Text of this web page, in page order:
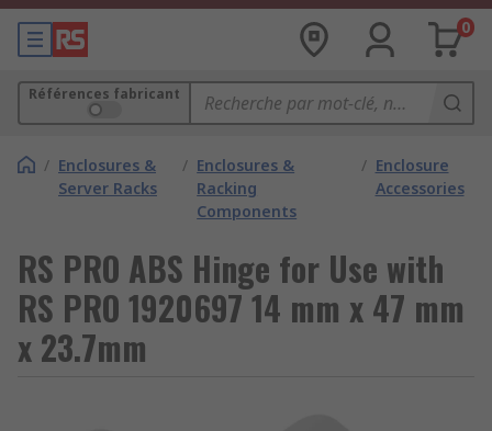
0
Références fabricant
/ Enclosures &
Server Racks
/ Enclosures &
Racking
Components
/ Enclosure
Accessories
RS PRO ABS Hinge for Use with
RS PRO 1920697 14 mm x 47 mm
x 23.7mm